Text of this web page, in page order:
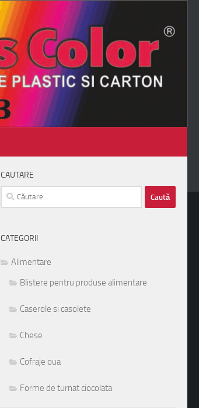
CAUTARE
Caută
după:
CATEGORII
Alimentare
Blistere pentru produse alimentare
Caserole si casolete
Chese
Cofraje oua
Forme de turnat ciocolata